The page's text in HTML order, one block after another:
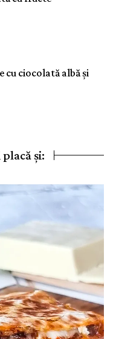
cu ciocolată albă și
și: